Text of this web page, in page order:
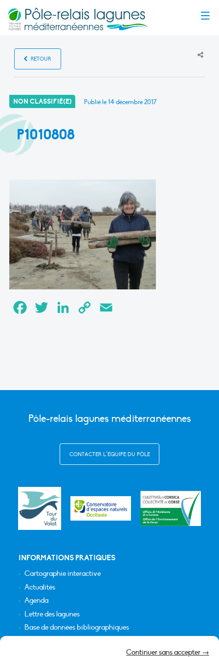
Continuer sans accepter →
RETOUR
NON CLASSIFIÉ(E) Publié le14 décembre 2017
P1010808
FacebookTwitter LinkedInCopy
Pôle-relais lagunes méditerranéennes
CONTACTER L’ÉQUIPE DU PÔLE
INFORMATIONS PRATIQUES
Cartographie interactive
Actualités
Agenda
Lettre des lagunes
Base de données bibliographiques